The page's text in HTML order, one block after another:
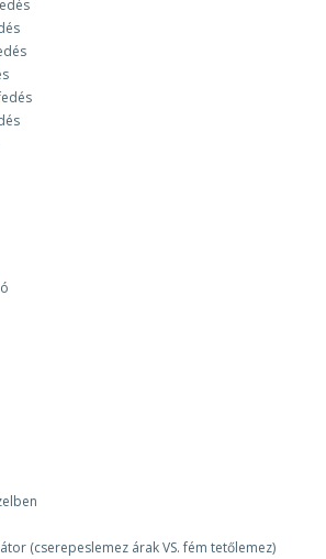
(cserepeslemez árak VS. fém tetőlemez)